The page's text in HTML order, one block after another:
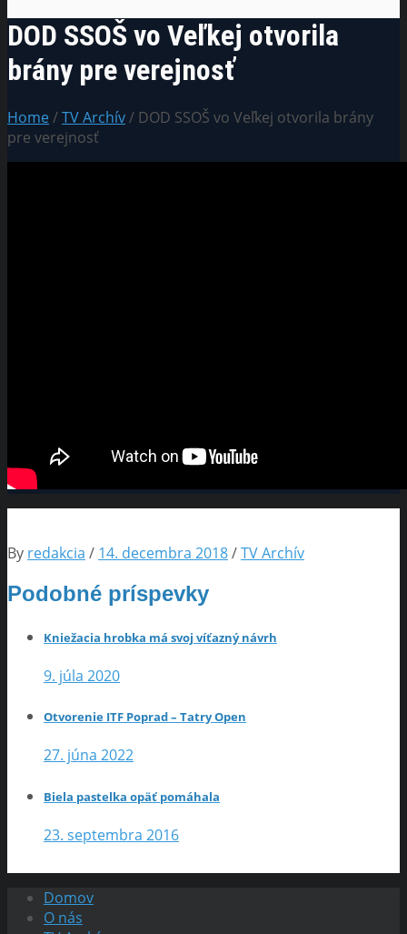
DOD SSOŠ vo Veľkej otvorila
brány pre verejnosť
Home/TV Archív/ DOD SSOŠ vo Veľkej otvorila brány
pre verejnosť
By redakcia / 14. decembra 2018/TV Archív
Podobné príspevky
Kniežacia hrobka má svoj víťazný návrh
9. júla 2020
Otvorenie ITF Poprad – Tatry Open
27. júna 2022
Biela pastelka opäť pomáhala
23. septembra 2016
Domov
O nás